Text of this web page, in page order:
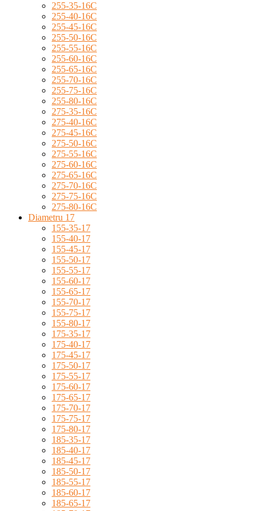
255-35-16C
255-40-16C
255-45-16C
255-50-16C
255-55-16C
255-60-16C
255-65-16C
255-70-16C
255-75-16C
255-80-16C
275-35-16C
275-40-16C
275-45-16C
275-50-16C
275-55-16C
275-60-16C
275-65-16C
275-70-16C
275-75-16C
275-80-16C
Diametru 17
155-35-17
155-40-17
155-45-17
155-50-17
155-55-17
155-60-17
155-65-17
155-70-17
155-75-17
155-80-17
175-35-17
175-40-17
175-45-17
175-50-17
175-55-17
175-60-17
175-65-17
175-70-17
175-75-17
175-80-17
185-35-17
185-40-17
185-45-17
185-50-17
185-55-17
185-60-17
185-65-17